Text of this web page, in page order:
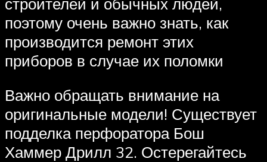
поэтому очень важно знать, как
производится ремонт этих
приборов в случае их поломки
Важно обращать внимание на
оригинальные модели! Существует
подделка перфоратора Бош
Хаммер Дрилл 32. Остерегайтесь